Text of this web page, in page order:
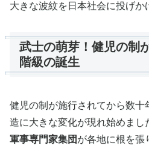
大きな波紋を日本社会に投げか
武士の萌芽！健児の制
階級の誕生
健児の制が施行されてから数
造に大きな変化が現れ始めまし
軍事専門家集団 が各地に根を張